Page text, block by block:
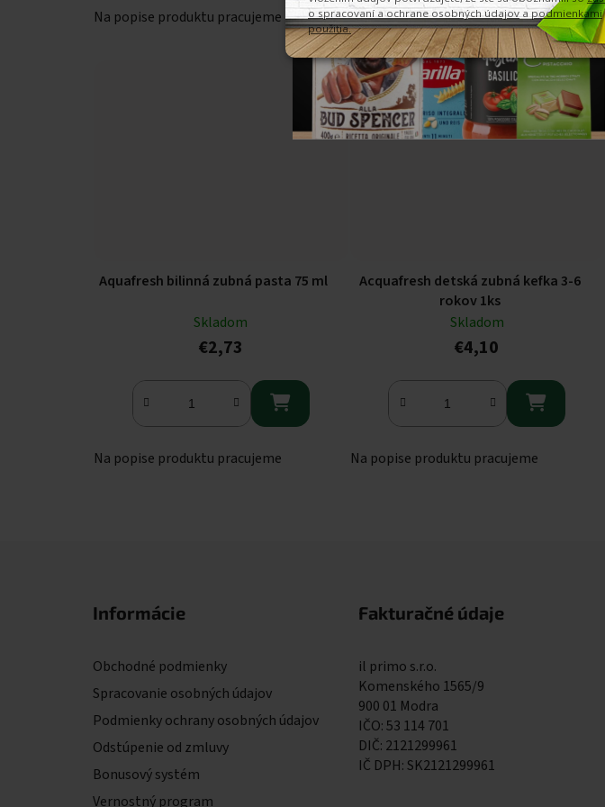
Na popise produktu pracujeme Na popise produktu pracujeme
Aquafresh bilinná zubná pasta 75 ml
Skladom
€2,73

Na popise produktu pracujeme
Acquafresh detská zubná kefka 3-6
rokov 1ks
Skladom
€4,10

Na popise produktu pracujeme
Informácie
Obchodné podmienky
Spracovanie osobných údajov
Podmienky ochrany osobných údajov
Odstúpenie od zmluvy
Bonusový systém
Vernostný program
Fakturačné údaje
il primo s.r.o.
Komenského 1565/9
900 01 Modra
IČO: 53 114 701
DIČ: 2121299961
IČ DPH: SK2121299961